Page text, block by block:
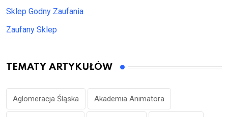
Sklep Godny Zaufania
Zaufany Sklep
TEMATY ARTYKUŁÓW
Aglomeracja Śląska Akademia Animatora